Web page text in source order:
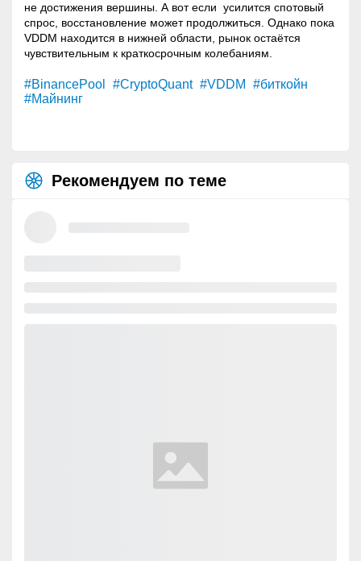
не достижения вершины. А вот если усилится спотовый
спрос, восстановление может продолжиться. Однако пока
VDDM находится в нижней области, рынок остаётся
чувствительным к краткосрочным колебаниям.
#BinancePool #CryptoQuant #VDDM
#биткойн
#Майнинг
Рекомендуем по теме